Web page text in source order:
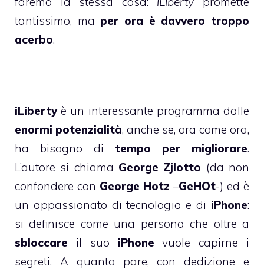
tantissimo, ma per ora è davvero troppo
acerbo.
iLibertyè un interessante programma dalle
enormi potenzialità, anche se, ora come ora,
ha bisogno di tempo per migliorare.
L’autore si chiama George Zjlotto (da non
confondere con George Hotz –GeHOt-) ed è
un appassionato di tecnologia e di iPhone:
si definisce come una persona che oltre a
sbloccare il suo iPhone vuole capirne i
segreti. A quanto pare, con dedizione e